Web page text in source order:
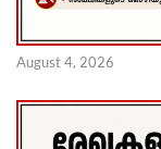
August 4, 2026